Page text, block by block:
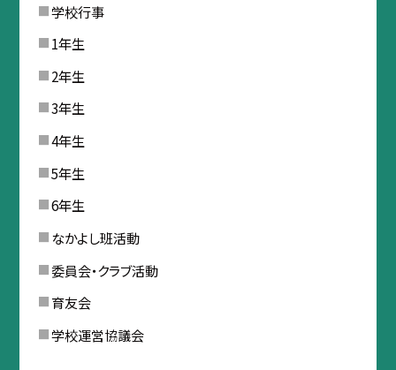
学校行事
1年生
2年生
3年生
4年生
5年生
6年生
なかよし班活動
委員会・クラブ活動
育友会
学校運営協議会